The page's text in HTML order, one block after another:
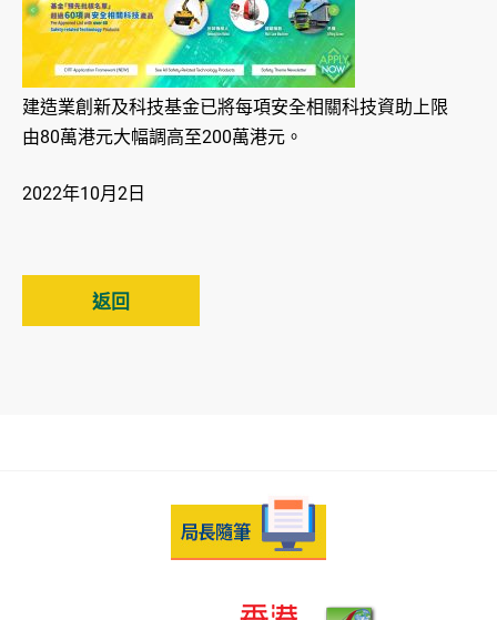
建造業創新及科技基金已將每項安全相關科技資助上限
由80萬港元大幅調高至200萬港元。
2022年10月2日
返回